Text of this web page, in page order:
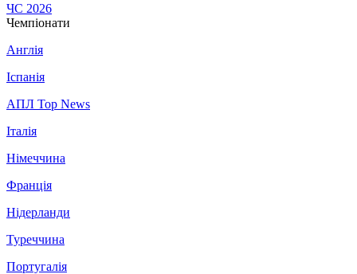
ЧС 2026
Чемпіонати
Англія
Іспанія
АПЛ Top News
Італія
Німеччина
Франція
Нідерланди
Туреччина
Португалія